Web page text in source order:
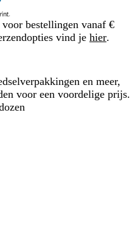
bestellingen vanaf €
vind je hier.
en meer,
voor een voordelige prijs.